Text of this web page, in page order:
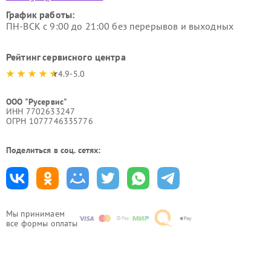
Мы принимаем
все формы оплаты
График работы:
ПН-ВСК с 9:00 до 21:00 без перерывов и выходных
Рейтинг сервисного центра
4.9-5.0
ООО "Русервис"
ИНН 7702633247
ОГРН 1077746335776
Поделиться в соц. сетях: